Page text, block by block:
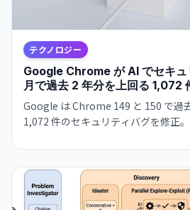
テクノロジー
Google Chrome が AI でセキ
月で過去 2 年分を上回る 1,072
Google は Chrome 149 と 150 で過
1,072 件のセキュリティバグを修正
同傾向を報告し、ブラウザセキュリ